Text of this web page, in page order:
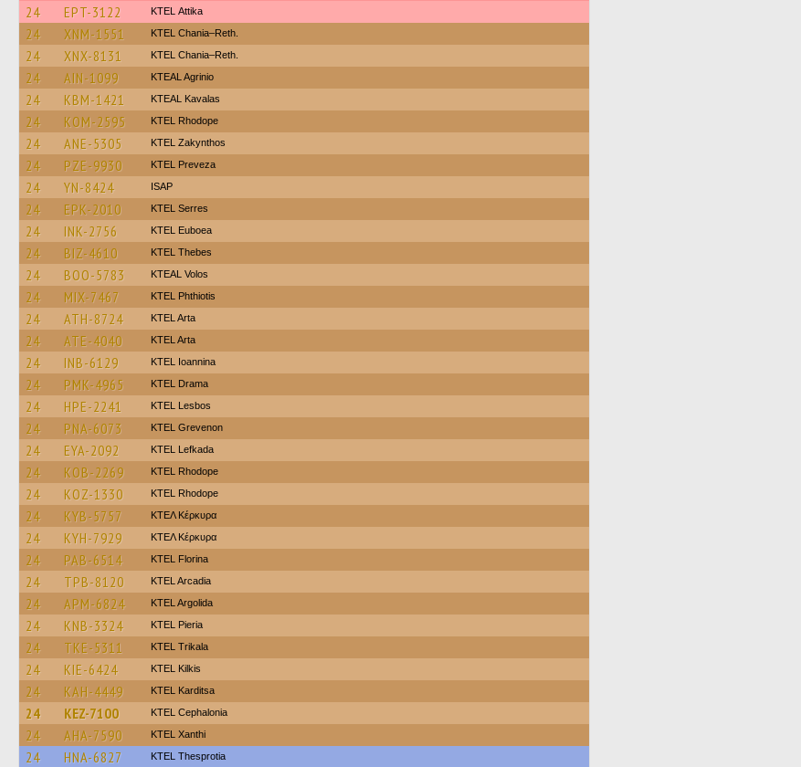
24 EPT-3122 KΤΕL Αttika
24 XNM-1551 KTEL Chania–Reth.
24 XNX-8131 KTEL Chania–Reth.
24 AIN-1099 KTEAL Agrinio
24 KBM-1421 KTEAL Kavalas
24 KOM-2595 KTEL Rhodope
24 ANE-5305 KTEL Zakynthos
24 PZE-9930 KTEL Preveza
24 YN-8424 ISAP
24 EPK-2010 KTEL Serres
24 INK-2756 ΚΤΕL Euboea
24 BIZ-4610 KTEL Thebes
24 BOO-5783 KTEAL Volos
24 MIX-7467 ΚΤΕL Phthiotis
24 ATH-8724 KTEL Arta
24 ATE-4040 KTEL Arta
24 INB-6129 KTEL Ioannina
24 PMK-4965 KTEL Drama
24 HPE-2241 KTEL Lesbos
24 PNA-6073 ΚΤΕL Grevenon
24 EYA-2092 KTEL Lefkada
24 KOB-2269 KTEL Rhodope
24 KOZ-1330 KTEL Rhodope
24 KYB-5757 ΚΤΕΛ Κέρκυρα
24 KYH-7929 ΚΤΕΛ Κέρκυρα
24 PAB-6514 KTEL Florina
24 TPB-8120 KTEL Arcadia
24 APM-6824 KTEL Argolida
24 KNB-3324 KTEL Pieria
24 TKE-5311 ΚΤΕL Τrikala
24 KIE-6424 KTEL Kilkis
24 KAH-4449 ΚΤΕL Karditsa
24 KEZ-7100 KTEL Cephalonia
24 AHA-7590 KTEL Xanthi
24 HNA-6827 KTEL Thesprotia